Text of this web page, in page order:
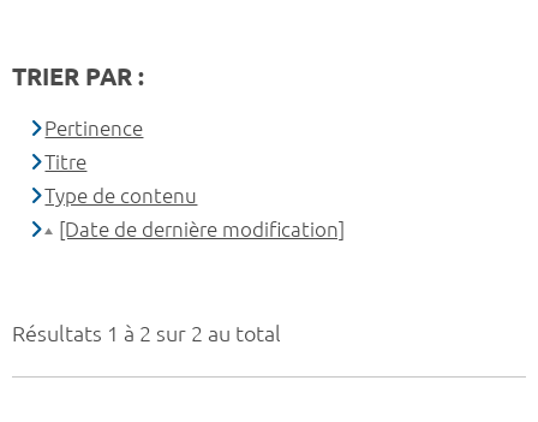
Résultats 1 à 2 sur 2 au total
TRIER PAR :
Pertinence
Titre
Type de contenu
[Date de dernière modification]